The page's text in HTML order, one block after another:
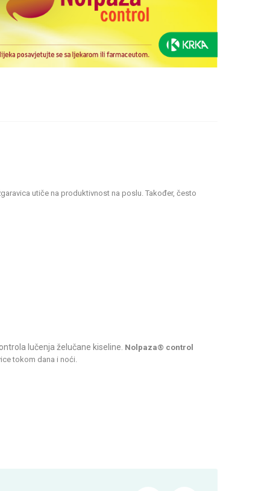
utiče na produktivnost na poslu. Također, često
lučenja želučane kiseline. Nolpaza® control
tokom dana i noći.